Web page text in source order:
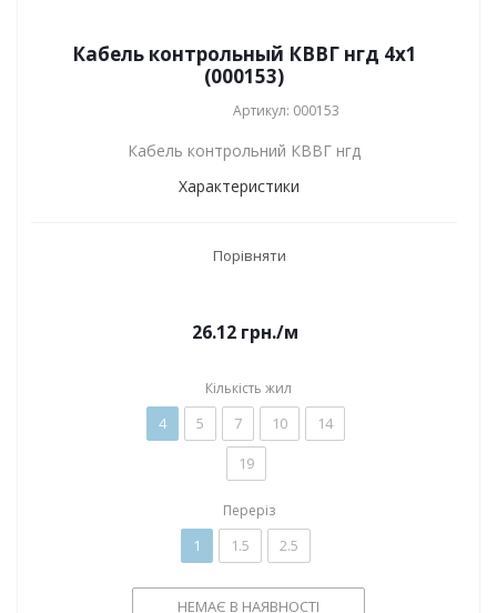
Кабель контрольный КВВГ нгд 4x1
(000153)
Артикул: 000153
Кабель контрольний КВВГ нгд
Характеристики
Порівняти
26.12грн./м
Кількість жил
4 5 7 10
14
19
Переріз
1 1.5 2.5
НЕМАЄ В НАЯВНОСТІ